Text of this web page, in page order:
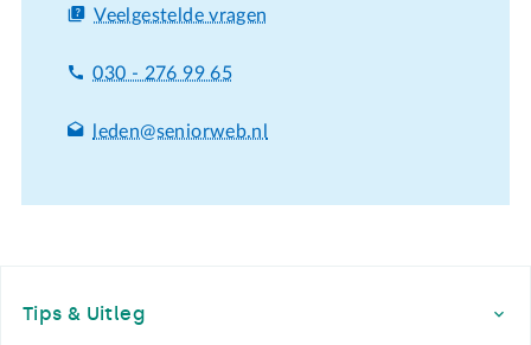
Veelgestelde vragen
030 - 276 99 65
leden@seniorweb.nl
Tips & Uitleg